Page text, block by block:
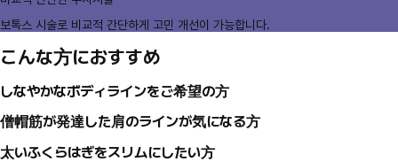
보톡스 시술로 비교적 간단하게 고민 개선이 가능합니다.
こんな方におすすめ
しなやかなボディラインをご希望の方
僧帽筋が発達した肩のラインが気になる方
太いふくらはぎをスリムにしたい方